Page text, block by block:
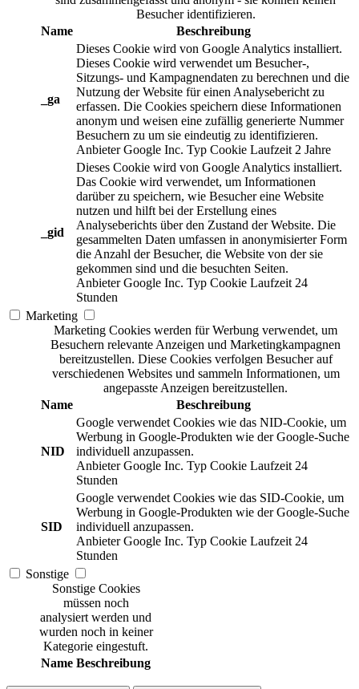
Besucher identifizieren.
Name
Beschreibung
_ga
Dieses Cookie wird von Google Analytics installiert.
Dieses Cookie wird verwendet um Besucher-,
Sitzungs- und Kampagnendaten zu berechnen und die
Nutzung der Website für einen Analysebericht zu
erfassen. Die Cookies speichern diese Informationen
anonym und weisen eine zufällig generierte Nummer
Besuchern zu um sie eindeutig zu identifizieren.
Anbieter Google Inc. Typ Cookie Laufzeit 2 Jahre
_gid
Dieses Cookie wird von Google Analytics installiert.
Das Cookie wird verwendet, um Informationen
darüber zu speichern, wie Besucher eine Website
nutzen und hilft bei der Erstellung eines
Analyseberichts über den Zustand der Website. Die
gesammelten Daten umfassen in anonymisierter Form
die Anzahl der Besucher, die Website von der sie
gekommen sind und die besuchten Seiten.
Anbieter Google Inc. Typ Cookie Laufzeit 24
Stunden
Marketing
Marketing Cookies werden für Werbung verwendet, um
Besuchern relevante Anzeigen und Marketingkampagnen
bereitzustellen. Diese Cookies verfolgen Besucher auf
verschiedenen Websites und sammeln Informationen, um
angepasste Anzeigen bereitzustellen.
Name
Beschreibung
NID
Google verwendet Cookies wie das NID-Cookie, um
Werbung in Google-Produkten wie der Google-Suche
individuell anzupassen.
Anbieter Google Inc. Typ Cookie Laufzeit 24
Stunden
SID
Google verwendet Cookies wie das SID-Cookie, um
Werbung in Google-Produkten wie der Google-Suche
individuell anzupassen.
Anbieter Google Inc. Typ Cookie Laufzeit 24
Stunden
Sonstige
Sonstige Cookies
müssen noch
analysiert werden und
wurden noch in keiner
Kategorie eingestuft.
Name Beschreibung